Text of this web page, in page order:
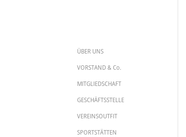
ÜBER UNS
VORSTAND & Co.
MITGLIEDSCHAFT
GESCHÄFTSSTELLE
VEREINSOUTFIT
SPORTSTÄTTEN